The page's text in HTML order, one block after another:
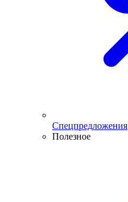
Спецпредложения
Полезное